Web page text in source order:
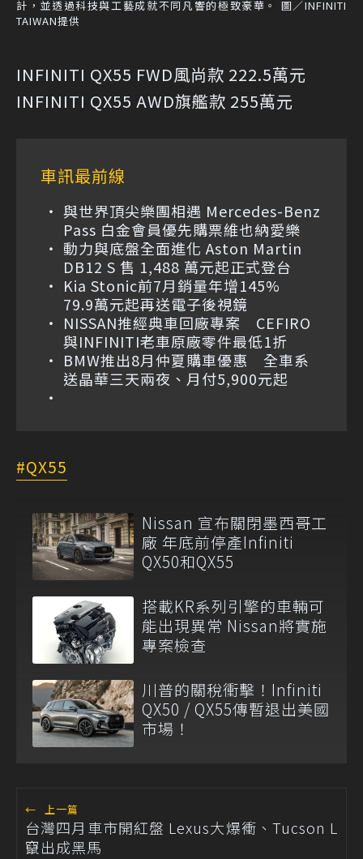
計，並透過科技與工藝成就不同凡響的極致豪華。 圖／INFINITI
TAIWAN提供
INFINITI QX55 FWD風尚款 222.5萬元
INFINITI QX55 AWD旗艦款 255萬元
車訊最前線
與世界頂尖樂團相遇 Mercedes-Benz
Pass 白金會員優先購票維也納愛樂
動力與底盤全面進化 Aston Martin
DB12 S 售 1,488 萬元起正式登台
Kia Stonic前7月銷量年增145%
79.9萬元起再送電子後視鏡
NISSAN推經典車回廠專案 CEFIRO
與INFINITI老車原廠零件最低1折
BMW推出8月仲夏購車優惠 全車系
送晶華三天兩夜、月付5,900元起
QX55
Nissan 宣布關閉墨西哥工
廠 年底前停產Infiniti
QX50和QX55
搭載KR系列引擎的車輛可
能出現異常 Nissan將實施
專案檢查
川普的關稅衝擊！Infiniti
QX50 / QX55傳暫退出美國
市場！
← 上一篇
台灣四月車市開紅盤 Lexus大爆衝、Tucson L
竄出成黑馬